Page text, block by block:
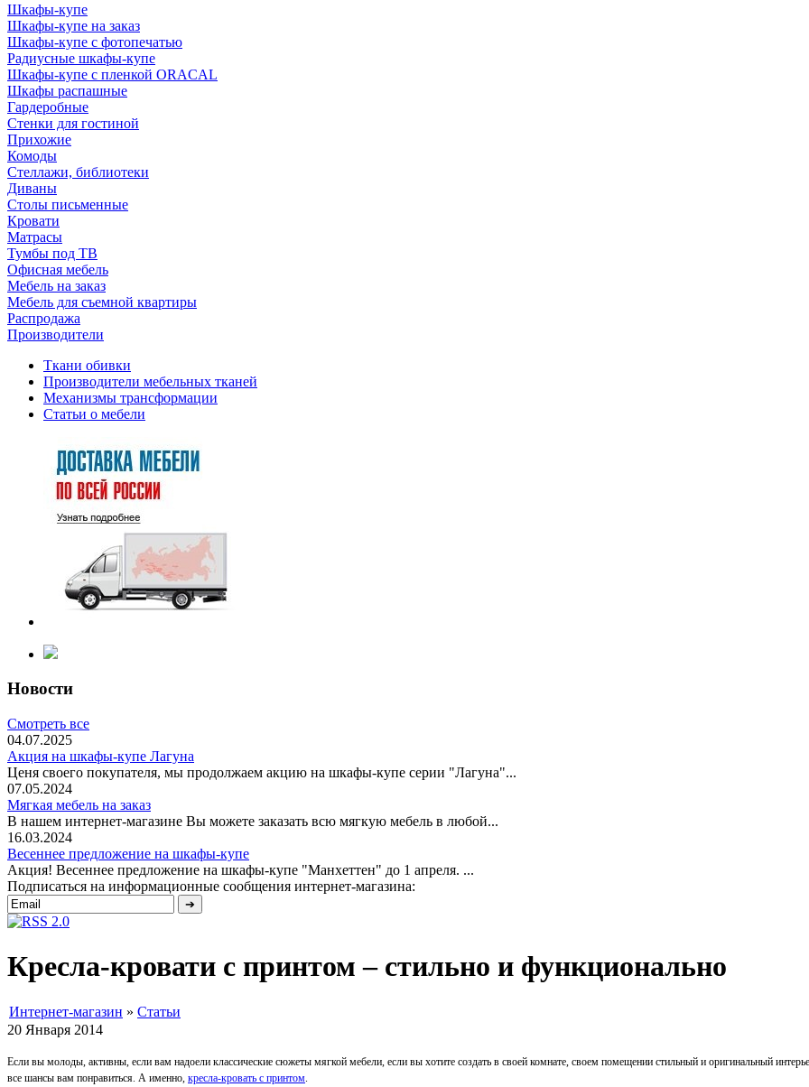
Шкафы-купе
Шкафы-купе на заказ
Шкафы-купе с фотопечатью
Радиусные шкафы-купе
Шкафы-купе с пленкой ORACAL
Шкафы распашные
Гардеробные
Стенки для гостиной
Прихожие
Комоды
Стеллажи, библиотеки
Диваны
Столы письменные
Кровати
Матрасы
Тумбы под ТВ
Офисная мебель
Мебель на заказ
Мебель для съемной квартиры
Распродажа
Производители
Ткани обивки
Производители мебельных тканей
Механизмы трансформации
Статьи о мебели
Новости
Смотреть все
04.07.2025
Акция на шкафы-купе Лагуна
Ценя своего покупателя, мы продолжаем акцию на шкафы-купе серии "Лагуна"...
07.05.2024
Мягкая мебель на заказ
В нашем интернет-магазине Вы можете заказать всю мягкую мебель в любой...
16.03.2024
Весеннее предложение на шкафы-купе
Акция! Весеннее предложение на шкафы-купе "Манхеттен" до 1 апреля. ...
Подписаться на информационные сообщения интернет-магазина:
Кресла-кровати с принтом – стильно и функционально
Интернет-магазин » Статьи
20 Января 2014
Если вы молоды, активны, если вам надоели классические сюжеты мягкой мебели, если вы хотите создать в своей комнате, своем помещении стильный и оригинальный
все шансы вам понравиться. А именно, кресла-кровать с принтом.